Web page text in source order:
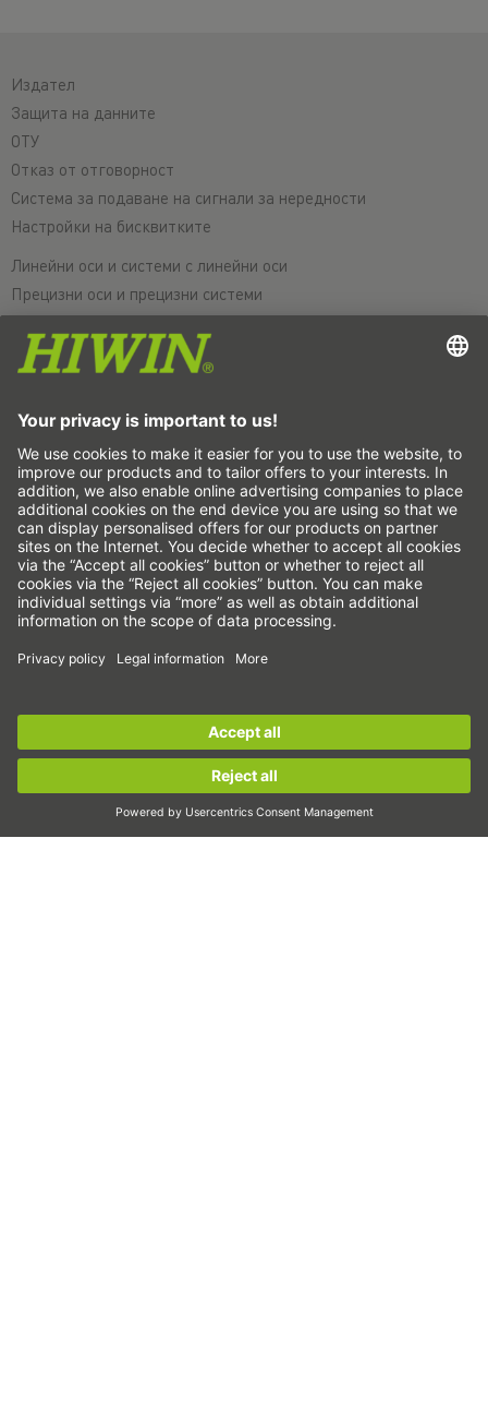
Sign up now!
Издател
Защита на данните
ОТУ
Отказ от отговорност
Система за подаване на сигнали за нередности
Настройки на бисквитките
Линейни оси и системи с линейни оси
Прецизни оси и прецизни системи
Електрически цилиндри
Кръгли маси
Серводвигатели
Сачмено-винтови задвижвания
Усилватели на задвижването
Вълнови предавки
Торк двигатели
Линейни двигатели
Дозиране/дисперсия
Инспектиране
Експониране
Pick&Place
Линейно движение/манипулиране
Фрезоване/обработка чрез рязане
Рязане
Инструменти за проектиране